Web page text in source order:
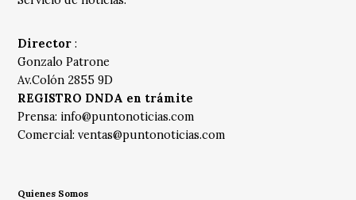
Director :
Gonzalo Patrone
Av.Colón 2855 9D
REGISTRO DNDA en trámite
Prensa: info@puntonoticias.com
Comercial:ventas@puntonoticias.com
Quienes Somos